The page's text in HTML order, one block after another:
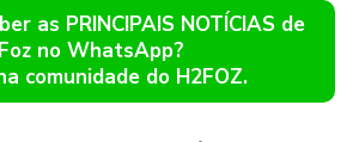
as PRINCIPAIS NOTÍCIAS de
Foz no WhatsApp?
comunidade do H2FOZ.